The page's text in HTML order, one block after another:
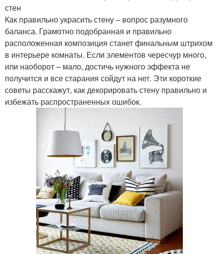
стен
Как правильно украсить стену – вопрос разумного
баланса. Грамотно подобранная и правильно
расположенная композиция станет финальным штрихом
в интерьере комнаты. Если элементов чересчур много,
или наоборот – мало, достичь нужного эффекта не
получится и все старания сойдут на нет. Эти короткие
советы расскажут, как декорировать стену правильно и
избежать распространенных ошибок.